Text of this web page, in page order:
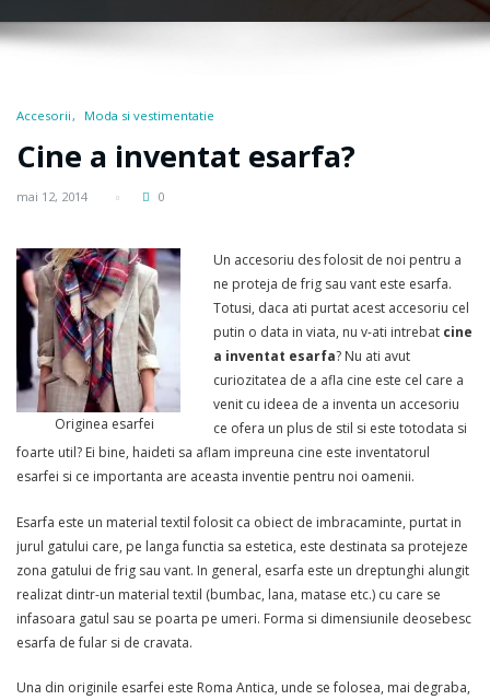
Accesorii Moda si vestimentatie
Cine a inventat esarfa?
mai 12, 2014 0
Originea esarfei
Un accesoriu des folosit de noi pentru a
ne proteja de frig sau vant este esarfa.
Totusi, daca ati purtat acest accesoriu cel
putin o data in viata, nu v-ati intrebat cine
a inventat esarfa? Nu ati avut
curiozitatea de a afla cine este cel care a
venit cu ideea de a inventa un accesoriu
ce ofera un plus de stil si este totodata si
foarte util? Ei bine, haideti sa aflam impreuna cine este inventatorul
esarfei si ce importanta are aceasta inventie pentru noi oamenii.
Esarfa este un material textil folosit ca obiect de imbracaminte, purtat in
jurul gatului care, pe langa functia sa estetica, este destinata sa protejeze
zona gatului de frig sau vant. In general, esarfa este un dreptunghi alungit
realizat dintr-un material textil (bumbac, lana, matase etc.) cu care se
infasoara gatul sau se poarta pe umeri. Forma si dimensiunile deosebesc
esarfa de fular si de cravata.
Una din originile esarfei este Roma Antica, unde se folosea, mai degraba,